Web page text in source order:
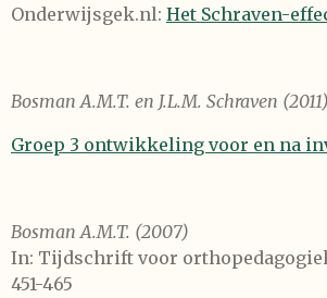
Onderwijsgek.nl: Het Schraven-
Bosman A.M.T. en J.L.M. Schraven (2011)
Groep 3 ontwikkeling voor en na
Bosman A.M.T. (2007)
In: Tijdschrift voor
451-465